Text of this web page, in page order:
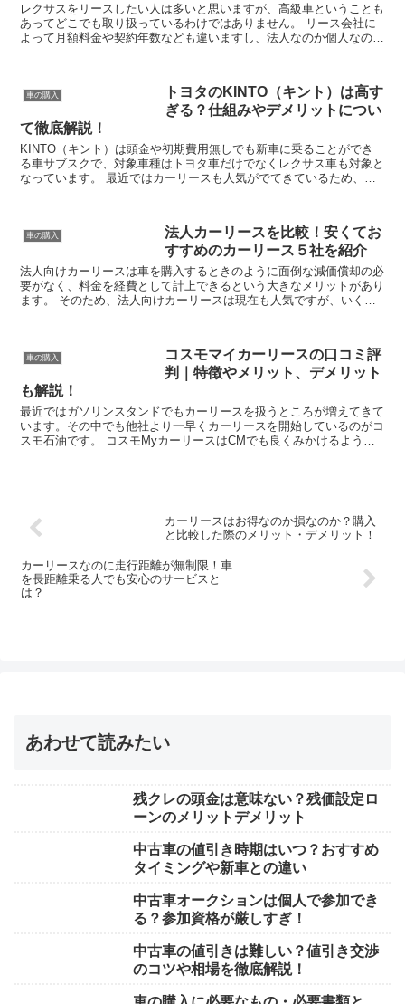
レクサスをリースしたい人は多いと思いますが、高級車ということも
あってどこでも取り扱っているわけではありません。 リース会社に
よって月額料金や契約年数なども違いますし、法人なのか個人なのか
車の購入
トヨタのKINTO（キント）は高す
ぎる？仕組みやデメリットについ
て徹底解説！
KINTO（キント）は頭金や初期費用無しでも新車に乗ることができ
る車サブスクで、対象車種はトヨタ車だけでなくレクサス車も対象と
なっています。 最近ではカーリースも人気がでてきているため、
車の購入
法人カーリースを比較！安くてお
すすめのカーリース５社を紹介
法人向けカーリースは車を購入するときのように面倒な減価償却の必
要がなく、料金を経費として計上できるという大きなメリットがあり
ます。 そのため、法人向けカーリースは現在も人気ですが、いくら
車の購入
コスモマイカーリースの口コミ評
判｜特徴やメリット、デメリット
も解説！
最近ではガソリンスタンドでもカーリースを扱うところが増えてきて
います。その中でも他社より一早くカーリースを開始しているのがコ
スモ石油です。 コスモMyカーリースはCMでも良くみかけるように
カーリースはお得なのか損なのか？購入
と比較した際のメリット・デメリット！
カーリースなのに走行距離が無制限！車
を長距離乗る人でも安心のサービスと
は？
あわせて読みたい
残クレの頭金は意味ない？残価設定ロ
ーンのメリットデメリット
中古車の値引き時期はいつ？おすすめ
タイミングや新車との違い
中古車オークションは個人で参加でき
る？参加資格が厳しすぎ！
中古車の値引きは難しい？値引き交渉
のコツや相場を徹底解説！